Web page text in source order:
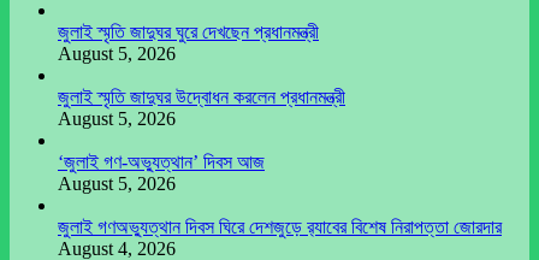
জুলাই স্মৃতি জাদুঘর ঘুরে দেখছেন প্রধানমন্ত্রী
August 5, 2026
জুলাই স্মৃতি জাদুঘর উদ্বোধন করলেন প্রধানমন্ত্রী
August 5, 2026
‘জুলাই গণ-অভ্যুত্থান’ দিবস আজ
August 5, 2026
জুলাই গণঅভ্যুত্থান দিবস ঘিরে দেশজুড়ে র‌্যাবের বিশেষ নিরাপত্তা জোরদার
August 4, 2026